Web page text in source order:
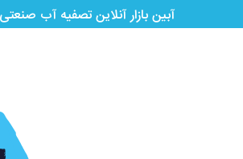
آبین بازار آنلاین تصفیه آب